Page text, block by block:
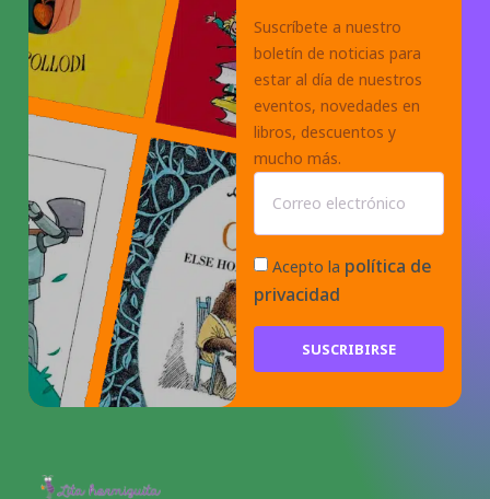
Suscríbete a nuestro
boletín de noticias para
estar al día de nuestros
eventos, novedades en
libros, descuentos y
mucho más.
Acepto la política de
privacidad
SUSCRIBIRSE